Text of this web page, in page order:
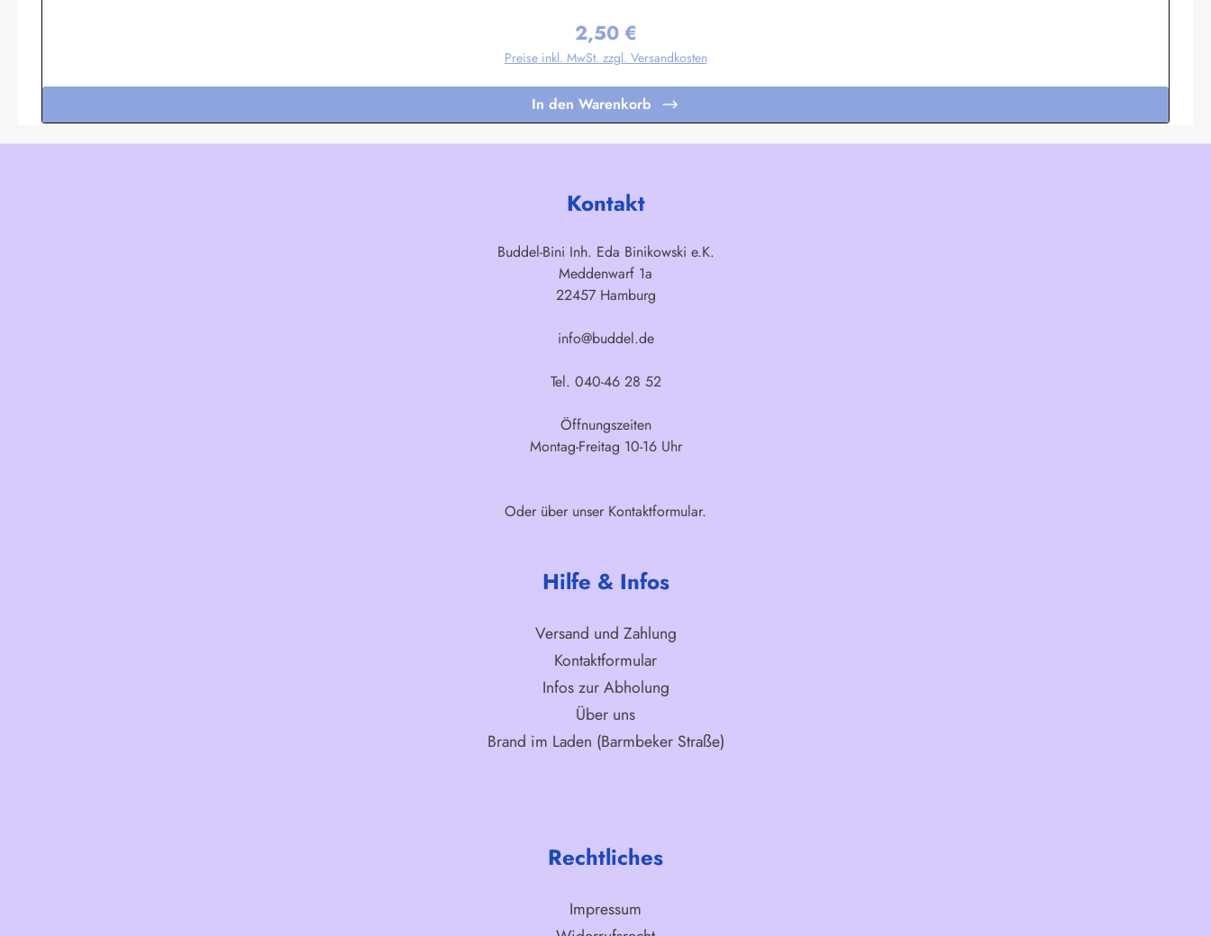
Regulärer Preis:
2,50 €
Preise inkl. MwSt. zzgl. Versandkosten
In den Warenkorb
Kontakt
Buddel-Bini Inh. Eda Binikowski e.K.
Meddenwarf 1a
22457 Hamburg
info@buddel.de
Tel. 040-46 28 52
Öffnungszeiten
Montag-Freitag 10-16 Uhr
Oder über unser Kontaktformular.
Hilfe & Infos
Versand und Zahlung
Kontaktformular
Infos zur Abholung
Über uns
Brand im Laden (Barmbeker Straße)
Rechtliches
Impressum